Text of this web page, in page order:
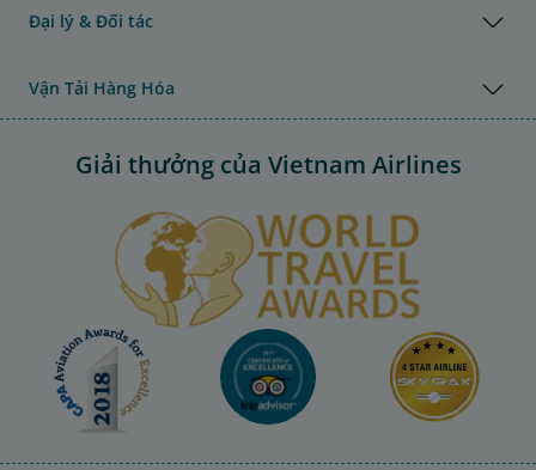
Đại lý & Đối tác
Vận Tải Hàng Hóa
Giải thưởng của Vietnam Airlines